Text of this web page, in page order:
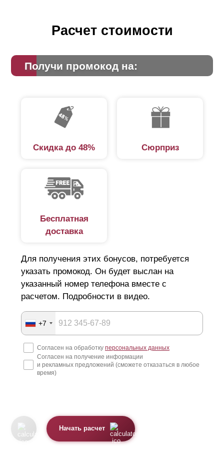
Расчет стоимости
Получи промокод на:
Скидка до 48% Сюрприз
Бесплатная
доставка
Для получения этих бонусов, потребуется
указать промокод. Он будет выслан на
указанный номер телефона вместе с
расчетом. Подробности в видео.
+7
Согласен на обработку персональных данных
Согласен на получение информации
и рекламных предложений (сможете отказаться в любое
время)
Начать расчет